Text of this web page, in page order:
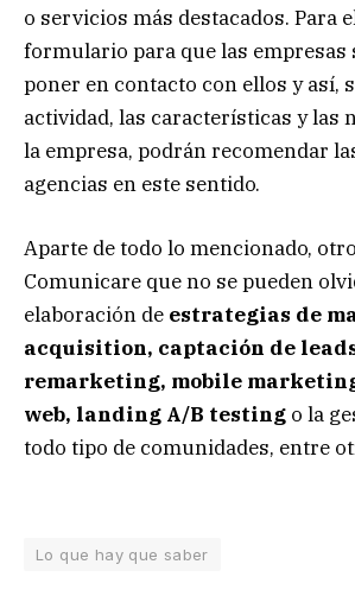
o servicios más destacados. Para
formulario para que las empresas
poner en contacto con ellos y así,
actividad, las características y las
la empresa, podrán recomendar
agencias en este sentido.
Aparte de todo lo mencionado,
Comunicare que no se pueden
elaboración de estrategias de
acquisition, captación de
remarketing, mobile
web, landing A/B testing o la
todo tipo de comunidades, entre
Lo que hay que saber